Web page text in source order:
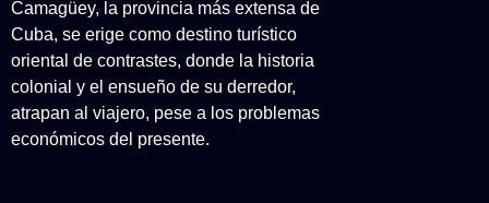
Camagüey, la provincia más extensa de
Cuba, se erige como destino turístico
oriental de contrastes, donde la historia
colonial y el ensueño de su derredor,
atrapan al viajero, pese a los problemas
económicos del presente.